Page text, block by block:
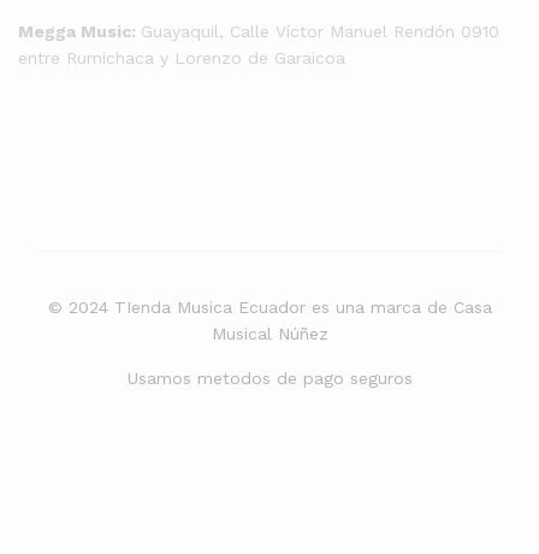
Megga Music: Guayaquil, Calle Víctor Manuel Rendón 0910
entre Rumichaca y Lorenzo de Garaicoa
© 2024 TIenda Musica Ecuador es una marca de Casa
Musical Núñez
Usamos metodos de pago seguros